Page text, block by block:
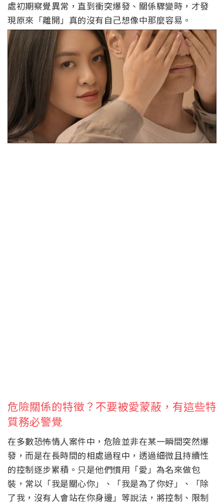
處初期察覺異常，直到衝突爆發、關係驟變時，才發
現原來「離開」真的沒有自己想像中那麼容易。
危險關係的特徵？不要被愛蒙蔽，有這些特
質務必警覺
在多數恐怖情人案件中，危險並非在某一瞬間突然爆
發，而是在長時間的相處過程中，透過細微且持續性
的控制逐步累積。只是他們慣用「愛」為名來做包
裝，常以「我是關心你」、「我是為了你好」、「除
了我，沒有人會站在你身邊」等說法，將控制、限制